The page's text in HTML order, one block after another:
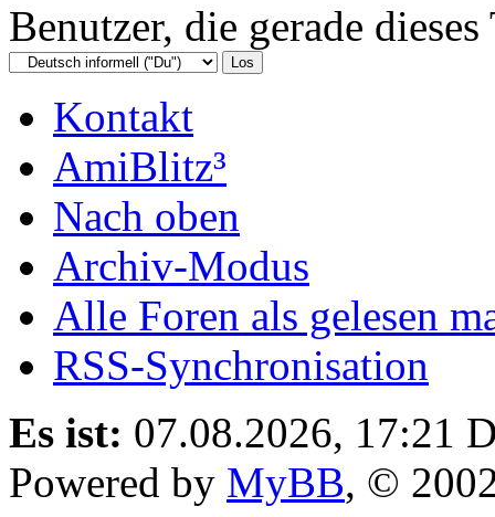
Benutzer, die gerade
Kontakt
AmiBlitz³
Nach oben
Archiv-Modus
Alle Foren als gelesen
RSS-Synchronisation
Es ist: 07.08.2026, 17:21
Powered by MyBB, ©